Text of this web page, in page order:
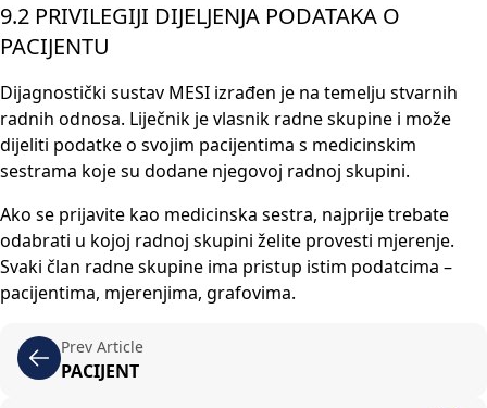
9.2 PRIVILEGIJI DIJELJENJA PODATAKA O
PACIJENTU
Dijagnostički sustav MESI izrađen je na temelju stvarnih
radnih odnosa. Liječnik je vlasnik radne skupine i može
dijeliti podatke o svojim pacijentima s medicinskim
sestrama koje su dodane njegovoj radnoj skupini.
Ako se prijavite kao medicinska sestra, najprije trebate
odabrati u kojoj radnoj skupini želite provesti mjerenje.
Svaki član radne skupine ima pristup istim podatcima –
pacijentima, mjerenjima, grafovima.
Prev Article
PACIJENT